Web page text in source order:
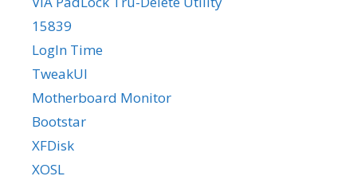
15839
LogIn Time
TweakUI
Motherboard Monitor
Bootstar
XFDisk
XOSL